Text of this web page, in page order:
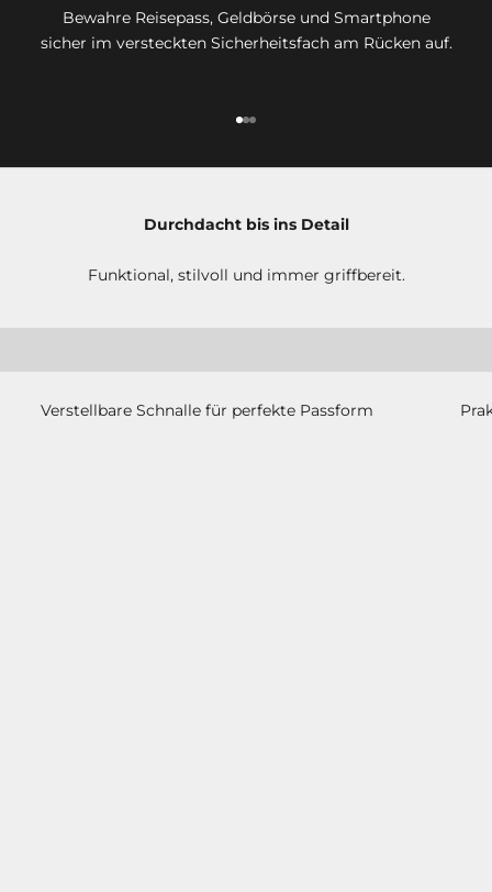
Bewahre Reisepass, Geldbörse und Smartphone
sicher im versteckten Sicherheitsfach am Rücken auf.
Gehe zu Element 1
Gehe zu Element 2
Gehe zu Element 3
Durchdacht bis ins Detail
Funktional, stilvoll und immer griffbereit.
Verstellbare Schnalle für perfekte Passform